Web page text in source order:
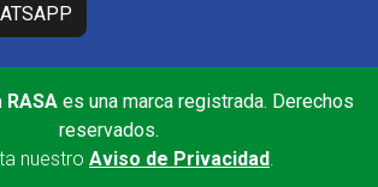
RASA es una marca registrada. Derechos
reservados.
nuestro Aviso de Privacidad.